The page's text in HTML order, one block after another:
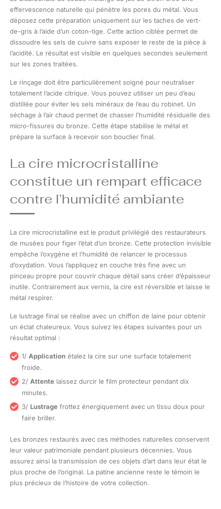
effervescence naturelle qui pénètre les pores du métal. Vous
déposez cette préparation uniquement sur les taches de vert-
de-gris à l’aide d’un coton-tige. Cette action ciblée permet de
dissoudre les sels de cuivre sans exposer le reste de la pièce à
l’acidité. Le résultat est visible en quelques secondes seulement
sur les zones traitées.
Le rinçage doit être particulièrement soigné pour neutraliser
totalement l’acide citrique. Vous pouvez utiliser un peu d’eau
distillée pour éviter les sels minéraux de l’eau du robinet. Un
séchage à l’air chaud permet de chasser l’humidité résiduelle des
micro-fissures du bronze. Cette étape stabilise le métal et
prépare la surface à recevoir son bouclier final.
La cire microcristalline
constitue un rempart efficace
contre l’humidité ambiante
La cire microcristalline est le produit privilégié des restaurateurs
de musées pour figer l’état d’un bronze. Cette protection invisible
empêche l’oxygène et l’humidité de relancer le processus
d’oxydation. Vous l’appliquez en couche très fine avec un
pinceau propre pour couvrir chaque détail sans créer d’épaisseur
inutile. Contrairement aux vernis, la cire est réversible et laisse le
métal respirer.
Le lustrage final se réalise avec un chiffon de laine pour obtenir
un éclat chaleureux. Vous suivez les étapes suivantes pour un
résultat optimal :
1/ Application étalez la cire sur une surface totalement
froide.
2/ Attente laissez durcir le film protecteur pendant dix
minutes.
3/ Lustrage frottez énergiquement avec un tissu doux pour
faire briller.
Les bronzes restaurés avec ces méthodes naturelles conservent
leur valeur patrimoniale pendant plusieurs décennies. Vous
assurez ainsi la transmission de ces objets d’art dans leur état le
plus proche de l’original. La patine ancienne reste le témoin le
plus précieux de l’histoire de votre collection.